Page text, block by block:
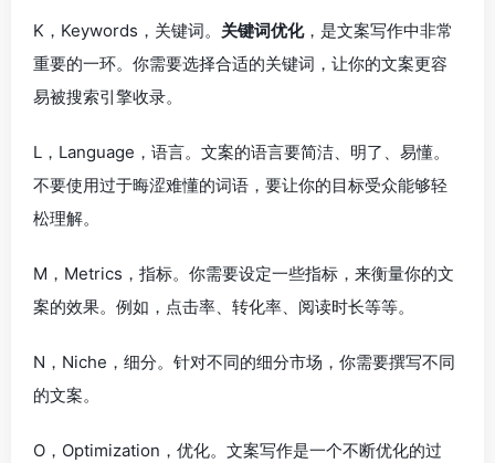
K，Keywords，关键词。 关键词优化，是文案写作中非常
重要的一环。你需要选择合适的关键词，让你的文案更容
易被搜索引擎收录。
L，Language，语言。文案的语言要简洁、明了、易懂。
不要使用过于晦涩难懂的词语，要让你的目标受众能够轻
松理解。
M，Metrics，指标。你需要设定一些指标，来衡量你的文
案的效果。例如，点击率、转化率、阅读时长等等。
N，Niche，细分。针对不同的细分市场，你需要撰写不同
的文案。
O，Optimization，优化。文案写作是一个不断优化的过